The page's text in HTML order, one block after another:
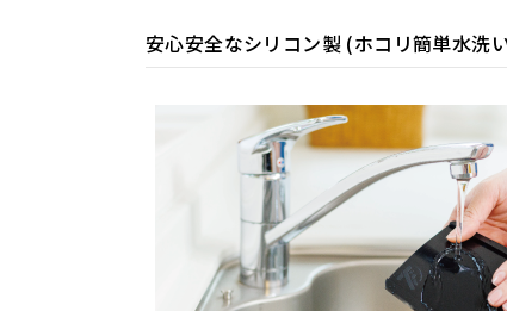
安心安全なシリコン製 (ホコリ簡単水洗